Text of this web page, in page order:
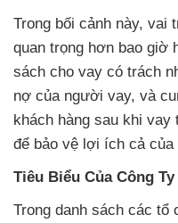
Trong bối cảnh này, vai
quan trọng hơn bao giờ
sách cho vay có trách
nợ của người vay, và
khách hàng sau khi
để bảo vệ lợi ích cả
Tiêu Biểu Của Công Ty
Trong danh sách các tổ